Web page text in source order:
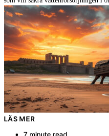
LÄS MER
7 minute read